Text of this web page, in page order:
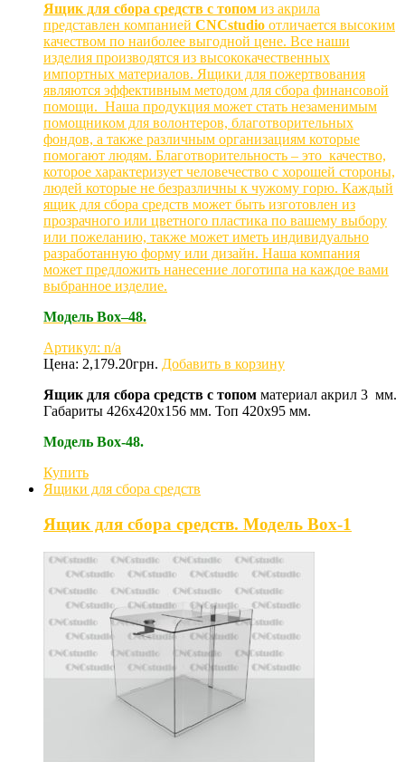
Ящик для сбора средств с топом из акрила
представлен компанией CNCstudio отличается высоким
качеством по наиболее выгодной цене. Все наши
изделия производятся из высококачественных
импортных материалов. Ящики для пожертвования
являются эффективным методом для сбора финансовой
помощи. Наша продукция может стать незаменимым
помощником для волонтеров, благотворительных
фондов, а также различным организациям которые
помогают людям. Благотворительность – это качество,
которое характеризует человечество с хорошей стороны,
людей которые не безразличны к чужому горю. Каждый
ящик для сбора средств может быть изготовлен из
прозрачного или цветного пластика по вашему выбору
или пожеланию, также может иметь индивидуально
разработанную форму или дизайн. Наша компания
может предложить нанесение логотипа на каждое вами
выбранное изделие.
Модель Box–48.
Артикул: n/a
Цена: 2,179.20грн. Добавить в корзину
Ящик для сбора средств с топом материал акрил 3 мм.
Габариты 426х420х156 мм. Топ 420х95 мм.
Модель Box-48.
Купить
Ящики для сбора средств
Ящик для сбора средств. Модель Box-1